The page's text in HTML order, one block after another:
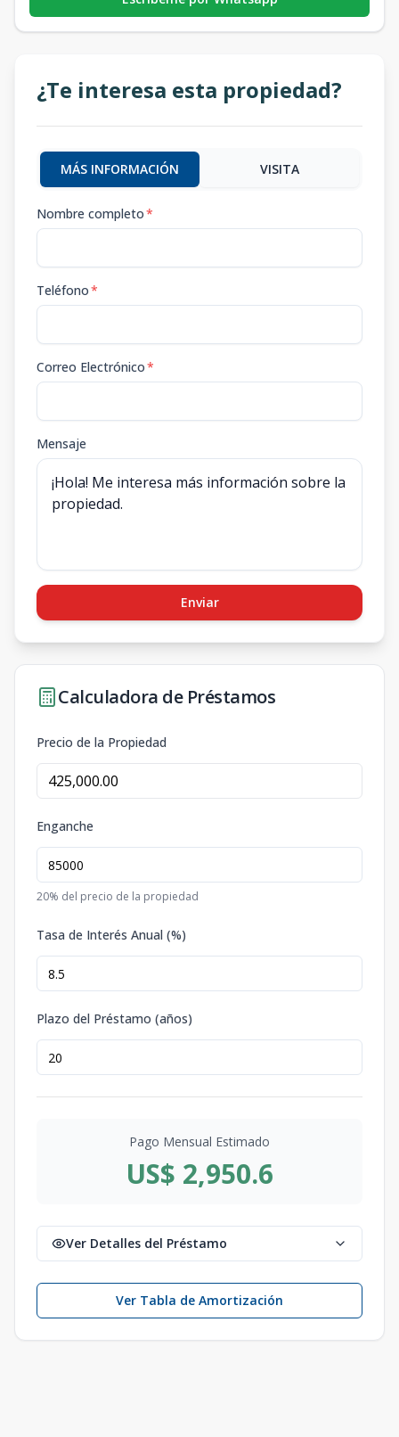
¿Te interesa esta propiedad?
MÁS INFORMACIÓN VISITA
Nombre completo*
Teléfono*
Correo Electrónico*
Mensaje
Enviar
Calculadora de Préstamos
Precio de la Propiedad
Enganche
20% del precio de la propiedad
Tasa de Interés Anual (%)
Plazo del Préstamo (años)
Pago Mensual Estimado
US$ 2,950.6
Ver Detalles del Préstamo
Ver Tabla de Amortización